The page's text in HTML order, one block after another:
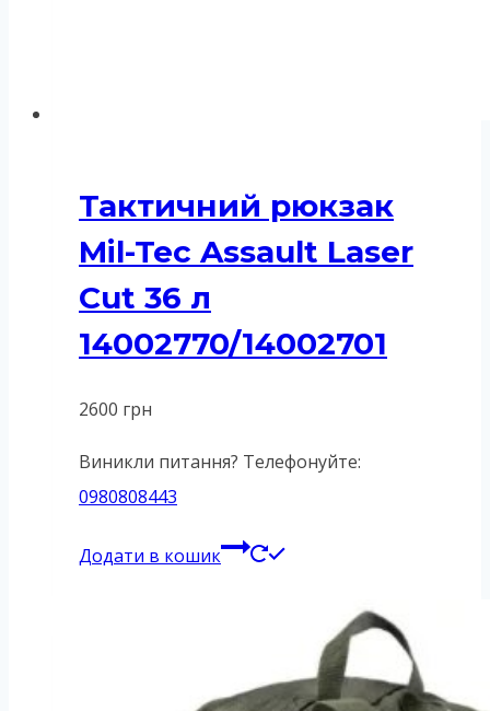
Тактичний рюкзак
Mil-Tec Assault Laser
Cut 36 л
14002770/14002701
2600 грн
Виникли питання? Телефонуйте:
0980808443
Додати в кошик